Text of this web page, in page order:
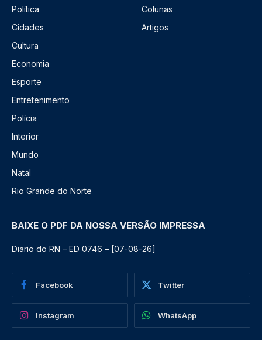
Política
Cidades
Cultura
Economia
Esporte
Entretenimento
Polícia
Interior
Mundo
Natal
Rio Grande do Norte
Colunas
Artigos
BAIXE O PDF DA NOSSA VERSÃO IMPRESSA
Diario do RN – ED 0746 – [07-08-26]
Facebook Twitter
Instagram WhatsApp